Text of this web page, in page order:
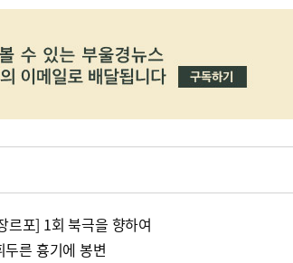
르포] 1회 북극을 향하여
른 흉기에 봉변